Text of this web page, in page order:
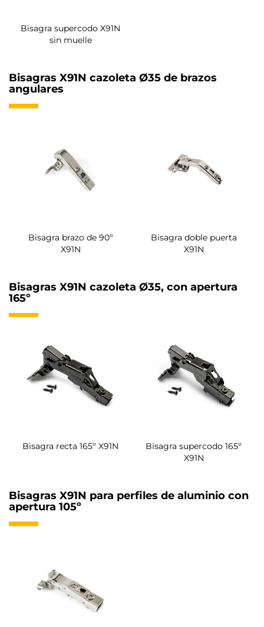
Bisagra supercodo X91N
sin muelle
Bisagras X91N cazoleta Ø35 de brazos
angulares
Bisagra brazo de 90º
X91N
Bisagra doble puerta
X91N
Bisagras X91N cazoleta Ø35, con apertura
165º
Bisagra recta 165º X91N
Bisagra supercodo 165º
X91N
Bisagras X91N para perfiles de aluminio con
apertura 105º